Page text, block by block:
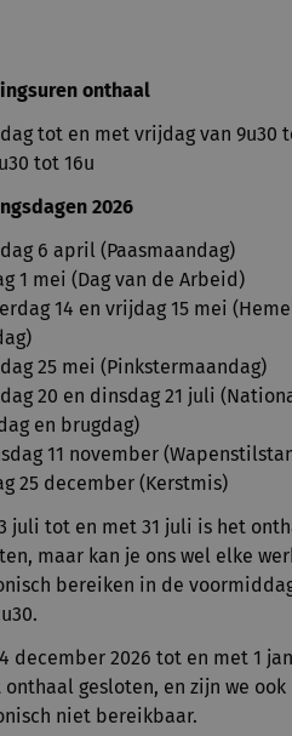
onthaal
tot en met vrijdag van 9u30
tot 16u
2026
6 april (Paasmaandag)
1 mei (Dag van de Arbeid)
14 en vrijdag 15 mei
25 mei (Pinkstermaandag)
20 en dinsdag 21 juli
en brugdag)
11 november
25 december (Kerstmis)
juli tot en met 31 juli is het
maar kan je ons wel elke
bereiken in de
december 2026 tot en met 1
onthaal gesloten, en zijn we ook
niet bereikbaar.